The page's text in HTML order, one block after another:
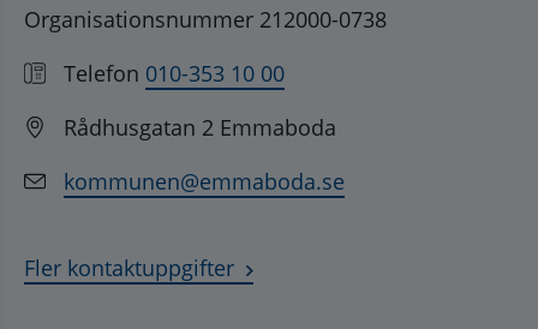
Organisationsnummer 212000-0738
Telefon 010-353 10 00
Rådhusgatan 2 Emmaboda
kommunen@emmaboda.se
Fler kontaktuppgifter